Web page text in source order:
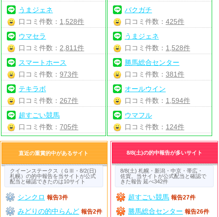
うまジェネ
口コミ件数： 1,528件
ウマセラ
口コミ件数： 2,811件
スマートホース
口コミ件数：973件
テキラボ
口コミ件数： 267件
超すごい競馬
口コミ件数：705件
バクガチ
口コミ件数： 425件
うまジェネ
口コミ件数： 1,528件
勝馬総合センター
口コミ件数： 381件
オールウイン
口コミ件数： 1,594件
ウマフル
口コミ件数： 124件
直近の重賞的中があるサイト
クイーンステークス（ＧⅢ・8/2(日)
札幌）の的中報告を当サイトが公式
配当と確認できたのは10サイト
シンクロ 報告3件
みどりの的中らんど 報告2件
8/8(土)の的中報告が多いサイト
8/8(土) 札幌・新潟・中京・帯広・
佐賀。当サイトが公式配当と確認で
きた報告 延べ342件
超すごい競馬 報告27件
勝馬総合センター 報告26件